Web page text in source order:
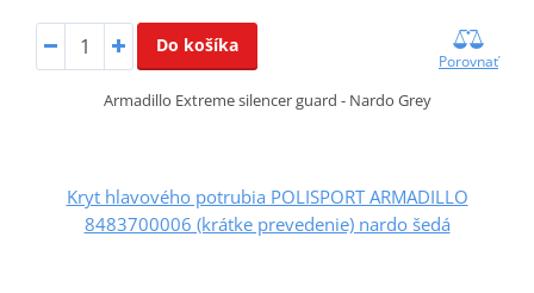
Do košíka
Porovnať
Armadillo Extreme silencer guard - Nardo Grey
Kryt hlavového potrubia POLISPORT ARMADILLO
8483700006 (krátke prevedenie) nardo šedá